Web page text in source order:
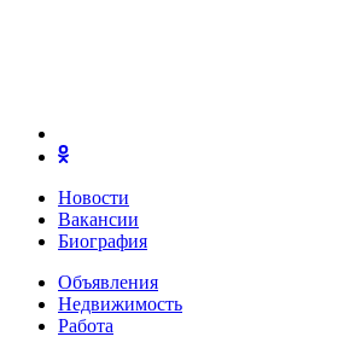
Новости
Вакансии
Биография
Объявления
Недвижимость
Работа